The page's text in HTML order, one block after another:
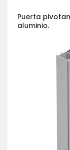
Puerta
aluminio.